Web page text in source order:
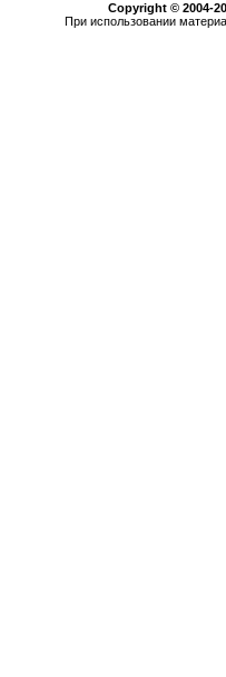
Copyright © 2004-
При использовании